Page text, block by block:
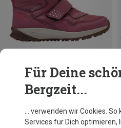
Du sparst bis 19%
Für Deine
Bergzeit...
… verwenden wir Cookies.
Services für Dich optimieren,